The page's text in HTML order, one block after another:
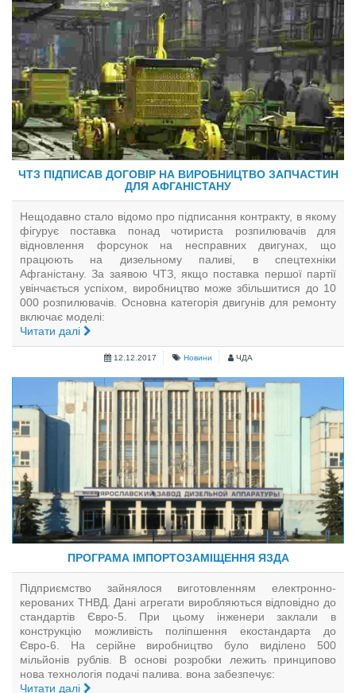
ЧТЗ ПІДПИСАВ ДОГОВІР НА ВИРОБНИЦТВО ЗАПЧАСТИН
ДЛЯ АФГАНІСТАНУ
Нещодавно стало відомо про підписання контракту, в якому
фігурує поставка понад чотириста розпилювачів для
відновлення форсунок на несправних двигунах, що
працюють на дизельному паливі, в спецтехніки
Афганістану. За заявою ЧТЗ, якщо поставка першої партії
увінчається успіхом, виробництво може збільшитися до 10
000 розпилювачів. Основна категорія двигунів для ремонту
включає моделі:
Читати далі
12.12.2017 Новини ЧДА
ПРОГРАМА ІМПОРТОЗАМІЩЕННЯ ЯЗДА
Підприємство зайнялося виготовленням електронно-
керованих ТНВД. Дані агрегати виробляються відповідно до
стандартів Євро-5. При цьому інженери заклали в
конструкцію можливість поліпшення екостандарта до
Євро-6. На серійне виробництво було виділено 500
мільйонів рублів. В основі розробки лежить принципово
нова технологія подачі палива. вона забезпечує:
Читати далі